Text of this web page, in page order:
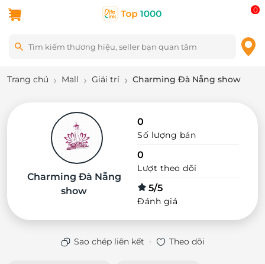
0
Trang chủ Mall Giải trí Charming Đà Nẵng show
Charming Đà Nẵng
show
0
Số lượng bán
0
Lượt theo dõi
5/5
Đánh giá
Sao chép liên kết · Theo dõi